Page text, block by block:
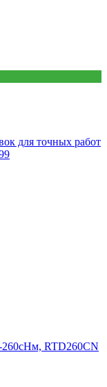
для точных работ
260сНм, RTD260CN